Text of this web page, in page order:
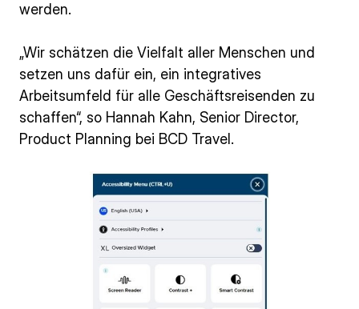
werden.
„Wir schätzen die Vielfalt aller Menschen und
setzen uns dafür ein, ein integratives
Arbeitsumfeld für alle Geschäftsreisenden zu
schaffen“, so Hannah Kahn, Senior Director,
Product Planning bei BCD Travel.